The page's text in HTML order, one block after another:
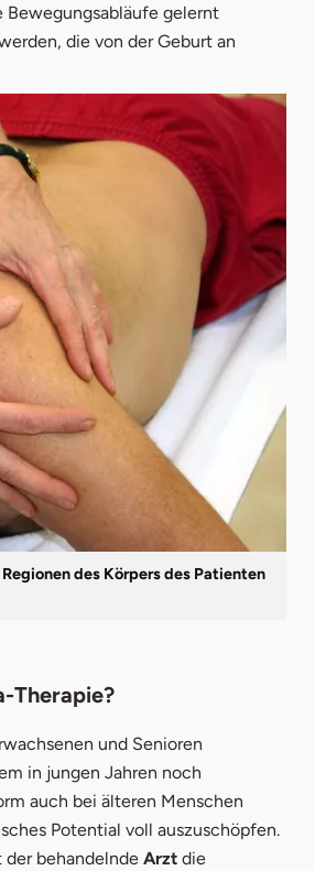
Bewegungsabläufe gelernt
die von der Geburt an
des Körpers des Patienten
Therapie?
und Senioren
in jungen Jahren noch
auch bei älteren Menschen
Potential voll auszuschöpfen.
der behandelnde Arzt die